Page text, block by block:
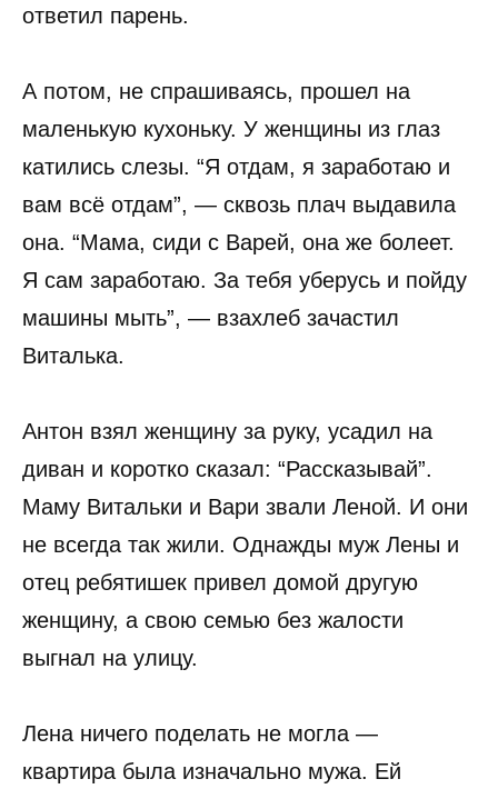
ответил парень.
А потом, не спрашиваясь, прошел на
маленькую кухоньку. У женщины из глаз
катились слезы. “Я отдам, я заработаю и
вам всё отдам”, — сквозь плач выдавила
она. “Мама, сиди с Варей, она же болеет.
Я сам заработаю. За тебя уберусь и пойду
машины мыть”, — взахлеб зачастил
Виталька.
Антон взял женщину за руку, усадил на
диван и коротко сказал: “Рассказывай”.
Маму Витальки и Вари звали Леной. И они
не всегда так жили. Однажды муж Лены и
отец ребятишек привел домой другую
женщину, а свою семью без жалости
выгнал на улицу.
Лена ничего поделать не могла —
квартира была изначально мужа. Ей